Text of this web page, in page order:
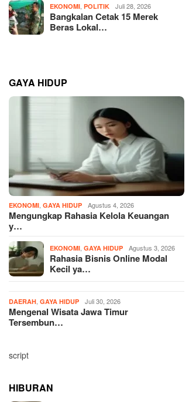
EKONOMI ,POLITIK Juli 28, 2026
Bangkalan Cetak 15 Merek
Beras Lokal…
GAYA HIDUP
EKONOMI ,GAYA HIDUP Agustus 4, 2026
Mengungkap Rahasia Kelola Keuangan
y…
EKONOMI ,GAYA HIDUP Agustus 3, 2026
Rahasia Bisnis Online Modal
Kecil ya…
DAERAH ,GAYA HIDUP Juli 30, 2026
Mengenal Wisata Jawa Timur
Tersembun…
script
HIBURAN